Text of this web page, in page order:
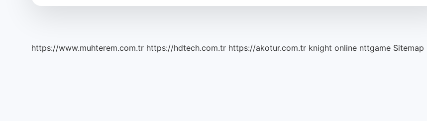
https://www.muhterem.com.tr https://hdtech.com.tr https://akotur.com.tr knight online nttgame Sitemap